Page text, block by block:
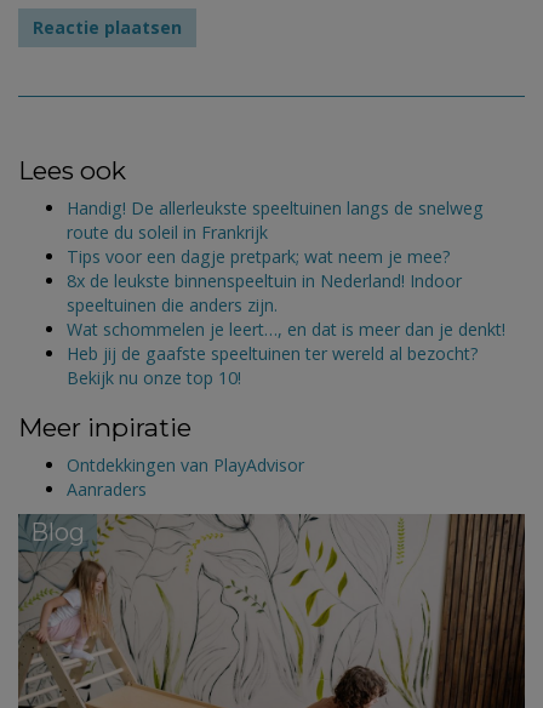
Lees ook
Handig! De allerleukste speeltuinen langs de snelweg
route du soleil in Frankrijk
Tips voor een dagje pretpark; wat neem je mee?
8x de leukste binnenspeeltuin in Nederland! Indoor
speeltuinen die anders zijn.
Wat schommelen je leert…, en dat is meer dan je denkt!
Heb jij de gaafste speeltuinen ter wereld al bezocht?
Bekijk nu onze top 10!
Meer inpiratie
Ontdekkingen van PlayAdvisor
Aanraders
Blog